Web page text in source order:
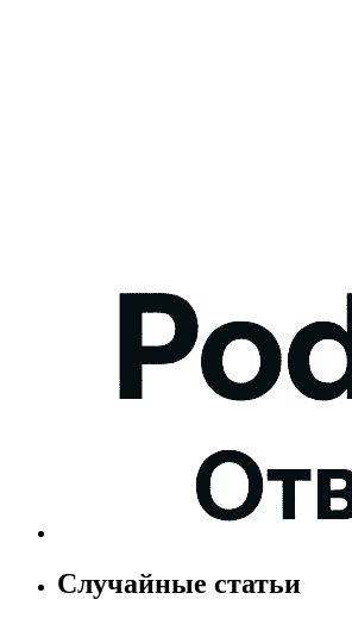
Случайные статьи